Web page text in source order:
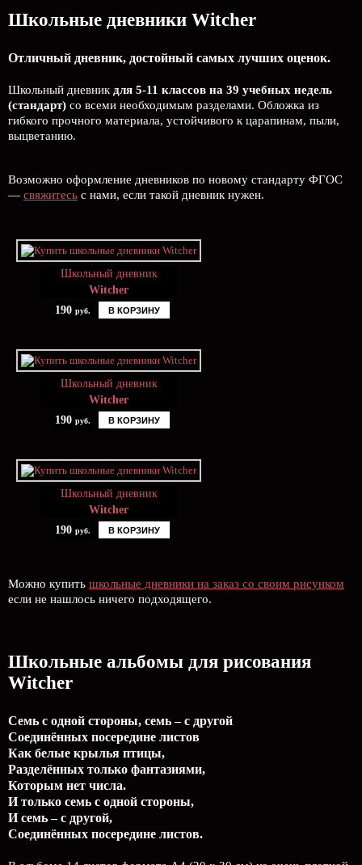
Школьные дневники Witcher
Отличный дневник, достойный самых лучших оценок.
Школьный дневник для 5-11 классов на 39 учебных недель
(стандарт) со всеми необходимым разделами. Обложка из
гибкого прочного материала, устойчивого к царапинам, пыли,
выцветанию.
Возможно оформление дневников по новому стандарту ФГОС
— свяжитесь с нами, если такой дневник нужен.
Школьный дневник
Witcher
190 руб. В КОРЗИНУ
Школьный дневник
Witcher
190 руб. В КОРЗИНУ
Школьный дневник
Witcher
190 руб. В КОРЗИНУ
Можно купить школьные дневники на заказ со своим рисунком
если не нашлось ничего подходящего.
Школьные альбомы для рисования
Witcher
Семь с одной стороны, семь – с другой
Соединённых посередине листов
Как белые крылья птицы,
Разделённых только фантазиями,
Которым нет числа.
И только семь с одной стороны,
И семь – с другой,
Соединённых посередине листов.